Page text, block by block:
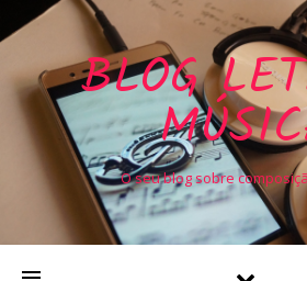
BLOG
O seu blog sobre